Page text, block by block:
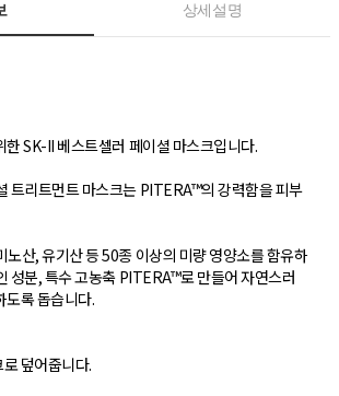
상세설명
한 SK-II 베스트셀러 페이셜 마스크입니다.
트리트먼트 마스크는 PITERA™의 강력함을 피부
노산, 유기산 등 50종 이상의 미량 영양소를 함유하
성분, 특수 고농축 PITERA™로 만들어 자연스러
도록 돕습니다.
덮어줍니다.